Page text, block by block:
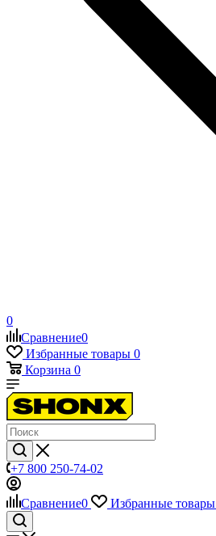
0
Сравнение0
Избранные товары 0
Корзина 0
+7 800 250-74-02
Сравнение0 Избранные товары